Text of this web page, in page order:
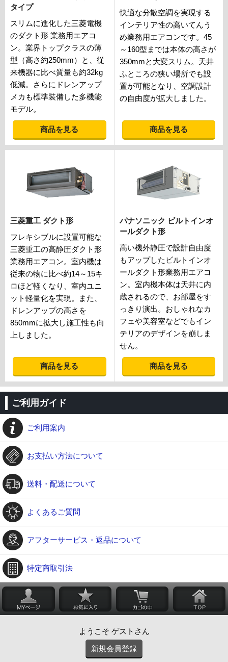
タイプ
スリムに進化した三菱電機
のダクト形 業務用エアコ
ン。業界トップクラスの薄
型（高さ約250mm）と、従
来機器に比べ質量も約32kg
低減。さらにドレンアップ
メカも標準装備した多機能
モデル。
商品を見る
快適な分散空調を実現する
インテリア性の高いてんう
め業務用エアコンです。45
～160型までは本体の高さが
350mmと大変スリム。天井
ふところの狭い場所でも設
置が可能となり、空調設計
の自由度が拡大しました。
商品を見る
三菱重工 ダクト形
フレキシブルに設置可能な
三菱重工の高静圧ダクト形
業務用エアコン。室内機は
従来の物に比べ約14～15キ
ロほど軽くなり、室内ユニ
ット軽量化を実現。また、
ドレンアップの高さを
850mmに拡大し施工性も向
上しました。
商品を見る
パナソニック ビルトインオ
ールダクト形
高い機外静圧で設計自由度
もアップしたビルトインオ
ールダクト形業務用エアコ
ン。室内機本体は天井に内
蔵されるので、お部屋をす
っきり演出。おしゃれなカ
フェや美容室などでもイン
テリアのデザインを崩しま
せん。
商品を見る
ご利用ガイド
ご利用案内
お支払い方法について
送料・配送について
よくあるご質問
アフターサービス・返品について
特定商取引法
ようこそ ゲストさん
新規会員登録